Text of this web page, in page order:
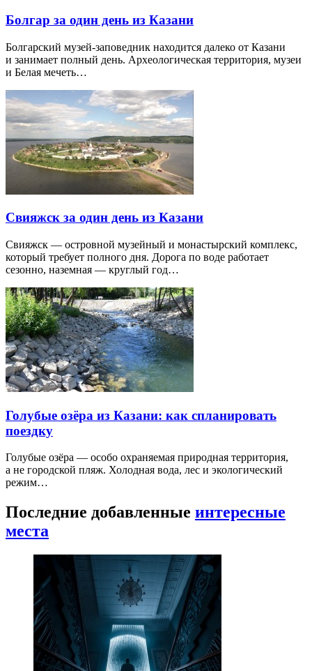
Болгар за один день из Казани
Болгарский музей-заповедник находится далеко от Казани
и занимает полный день. Археологическая территория, музеи
и Белая мечеть…
Свияжск за один день из Казани
Свияжск — островной музейный и монастырский комплекс,
который требует полного дня. Дорога по воде работает
сезонно, наземная — круглый год…
Голубые озёра из Казани: как спланировать
поездку
Голубые озёра — особо охраняемая природная территория,
а не городской пляж. Холодная вода, лес и экологический
режим…
Последние добавленные интересные
места